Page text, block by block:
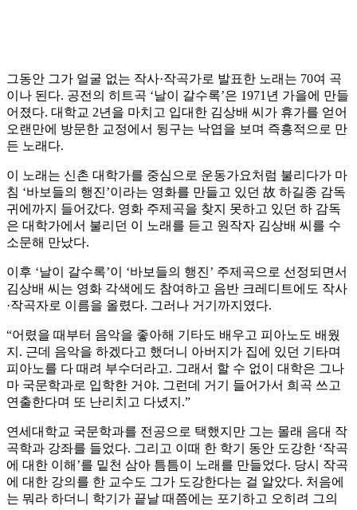
그동안 그가 얼굴 없는 작사·작곡가로 발표한 노래는 70여 곡
이나 된다. 공전의 히트곡 ‘날이 갈수록’은 1971년 가을에 만들
어졌다. 대학교 2년을 마치고 입대한 김상배 씨가 휴가를 얻어
오랜만에 방문한 교정에서 뒹구는 낙엽을 보며 즉흥적으로 만
든 노래다.
이 노래는 신촌 대학가를 중심으로 운동가요처럼 불리다가 마
침 ‘바보들의 행진’이라는 영화를 만들고 있던 故 하길종 감독
귀에까지 들어갔다. 영화 주제곡을 찾지 못하고 있던 하 감독
은 대학가에서 불리던 이 노래를 듣고 원작자 김상배 씨를 수
소문해 만났다.
이후 ‘날이 갈수록’이 ‘바보들의 행진’ 주제곡으로 선정되면서
김상배 씨는 영화 각색에도 참여하고 음반 크레디트에도 작사
·작곡자로 이름을 올렸다. 그러나 거기까지였다.
“어렸을 때부터 음악을 좋아해 기타도 배우고 피아노도 배웠
지. 근데 음악을 하겠다고 했더니 아버지가 집에 있던 기타며
피아노를 다 때려 부수더라고. 그래서 할 수 없이 대학은 그나
마 국문학과로 입학한 거야. 그런데 거기 들어가서 희곡 쓰고
연출한다며 또 난리치고 다녔지.”
연세대학교 국문학과를 전공으로 택했지만 그는 몰래 음대 작
곡학과 강좌를 들었다. 그리고 이때 한 학기 동안 도강한 ‘작곡
에 대한 이해’를 밑천 삼아 틈틈이 노래를 만들었다. 당시 작곡
에 대한 강의를 한 교수도 그가 도강한다는 걸 알았다. 처음에
는 뭐라 하더니 학기가 끝날 때쯤에는 포기하고 오히려 그의